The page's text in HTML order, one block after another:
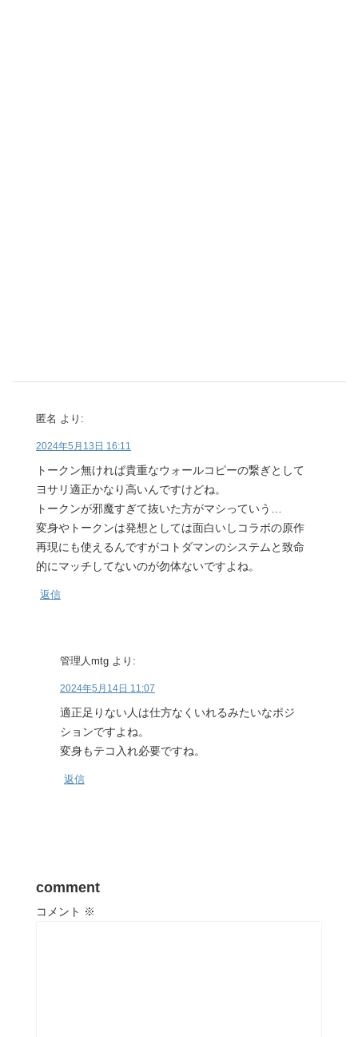
匿名 より:
2024年5月13日 16:11
トークン無ければ貴重なウォールコピーの繋ぎとして
ヨサリ適正かなり高いんですけどね。
トークンが邪魔すぎて抜いた方がマシっていう…
変身やトークンは発想としては面白いしコラボの原作
再現にも使えるんですがコトダマンのシステムと致命
的にマッチしてないのが勿体ないですよね。
返信
管理人mtg より:
2024年5月14日 11:07
適正足りない人は仕方なくいれるみたいなポジ
ションですよね。
変身もテコ入れ必要ですね。
返信
comment
コメント ※